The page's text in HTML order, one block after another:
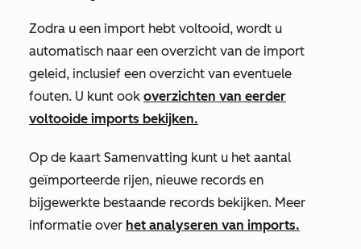
Zodra u een import hebt voltooid, wordt u
automatisch naar een overzicht van de import
geleid, inclusief een overzicht van eventuele
fouten. U kunt ook overzichten van eerder
voltooide imports bekijken.
Op de kaart Samenvatting kunt u het aantal
geïmporteerde rijen, nieuwe records en
bijgewerkte bestaande records bekijken. Meer
informatie over het analyseren van imports.